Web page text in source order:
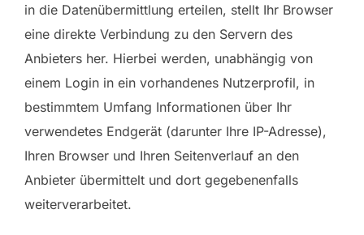
in die Datenübermittlung erteilen, stellt Ihr Browser
eine direkte Verbindung zu den Servern des
Anbieters her. Hierbei werden, unabhängig von
einem Login in ein vorhandenes Nutzerprofil, in
bestimmtem Umfang Informationen über Ihr
verwendetes Endgerät (darunter Ihre IP-Adresse),
Ihren Browser und Ihren Seitenverlauf an den
Anbieter übermittelt und dort gegebenenfalls
weiterverarbeitet.